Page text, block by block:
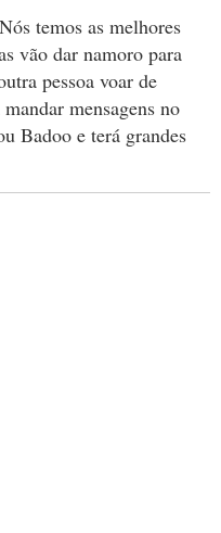
temos as melhores
vão dar namoro para
pessoa voar de
mensagens no
Badoo e terá grandes